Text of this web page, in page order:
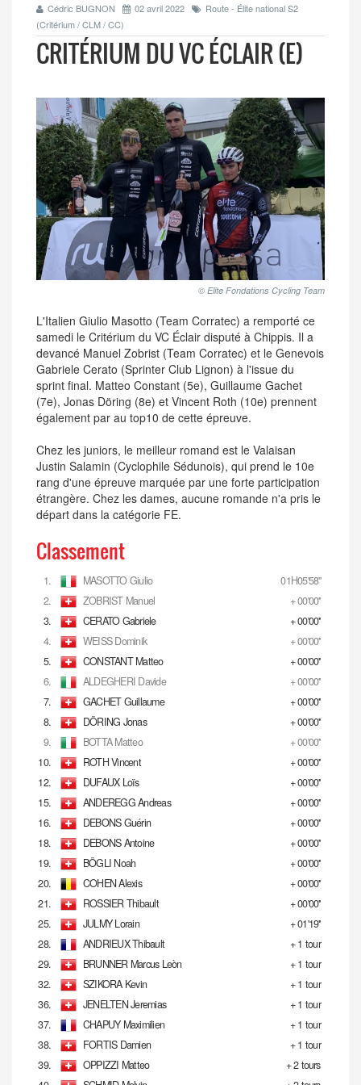
Cédric BUGNON 02 avril 2022
Route - Élite national S2
(Critérium / CLM / CC)
CRITÉRIUM DU VC ÉCLAIR (E)
© Elite Fondations Cycling Team
L'Italien Giulio Masotto (Team Corratec) a remporté ce
samedi le Critérium du VC Éclair disputé à Chippis. Il a
devancé Manuel Zobrist (Team Corratec) et le Genevois
Gabriele Cerato (Sprinter Club Lignon) à l'issue du
sprint final. Matteo Constant (5e), Guillaume Gachet
(7e), Jonas Döring (8e) et Vincent Roth (10e) prennent
également par au top10 de cette épreuve.
Chez les juniors, le meilleur romand est le Valaisan
Justin Salamin (Cyclophile Sédunois), qui prend le 10e
rang d'une épreuve marquée par une forte participation
étrangère. Chez les dames, aucune romande n'a pris le
départ dans la catégorie FE.
Classement
1. MASOTTO Giulio
01H05'58''
2.
ZOBRIST Manuel
+ 00'00''
3.
CERATO Gabriele
+ 00'00''
4.
WEISS Dominik
+ 00'00''
5.
CONSTANT Matteo
+ 00'00''
6.
ALDEGHERI Davide
+ 00'00''
7.
GACHET Guillaume
+ 00'00''
8.
DÖRING Jonas
+ 00'00''
9.
BOTTA Matteo
+ 00'00''
10.
ROTH Vincent
+ 00'00''
12.
DUFAUX Loïs
+ 00'00''
15.
ANDEREGG Andreas
+ 00'00''
16.
DEBONS Guérin
+ 00'00''
18.
DEBONS Antoine
+ 00'00''
19.
BÖGLI Noah
+ 00'00''
20.
COHEN Alexis
+ 00'00''
21.
ROSSIER Thibault
+ 00'00''
25.
JULMY Lorain
+ 01'19''
28.
ANDRIEUX Thibault
+ 1 tour
29.
BRUNNER Marcus Leòn
+ 1 tour
32.
SZIKORA Kevin
+ 1 tour
36.
JENELTEN Jeremias
+ 1 tour
37.
CHAPUY Maximilien
+ 1 tour
38.
FORTIS Damien
+ 1 tour
39.
OPPIZZI Matteo
+ 2 tours